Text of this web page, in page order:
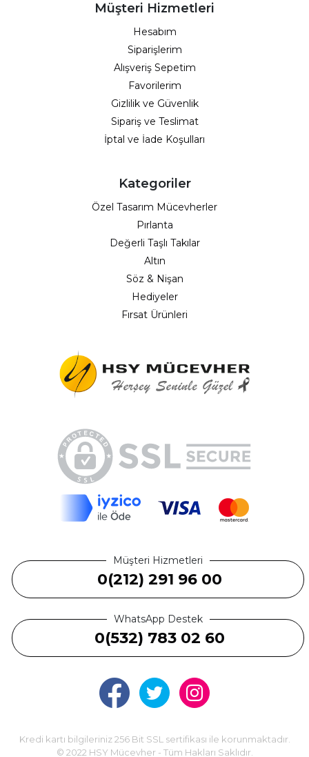
Müşteri Hizmetleri
Hesabım
Siparişlerim
Alışveriş Sepetim
Favorilerim
Gizlilik ve Güvenlik
Sipariş ve Teslimat
İptal ve İade Koşulları
Kategoriler
Özel Tasarım Mücevherler
Pırlanta
Değerli Taşlı Takılar
Altın
Söz & Nişan
Hediyeler
Fırsat Ürünleri
Müşteri Hizmetleri
0(212) 291 96 00
WhatsApp Destek
0(532) 783 02 60
Kredi kartı bilgileriniz 256 Bit SSL sertifikası ile korunmaktadır.
© 2022 HSY Mücevher - Tüm Hakları Saklıdır.